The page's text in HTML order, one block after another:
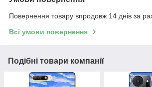
Повернення товару впродовж 14 днів за
Всі умови повернення
Подібні товари компанії